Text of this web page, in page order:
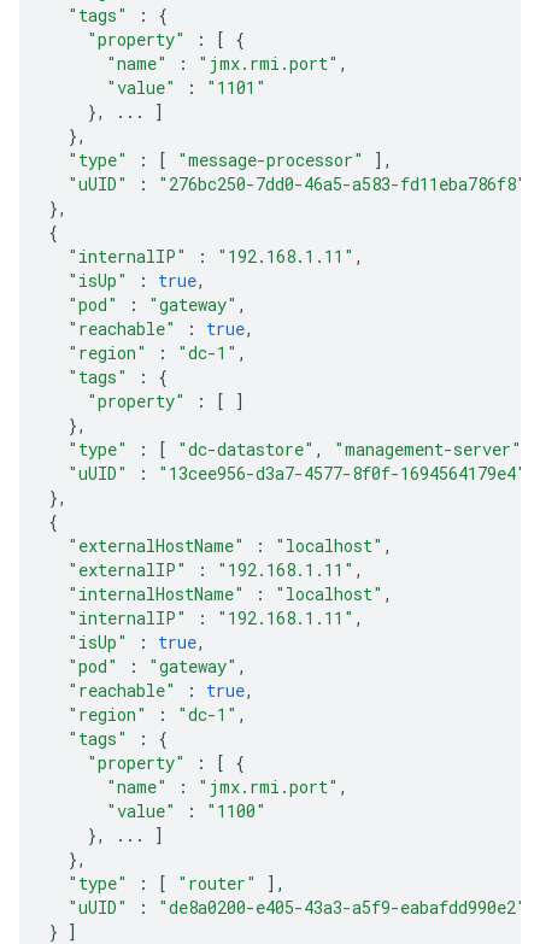
"tags"
:
{
"property"
: [ {
"name"
: "jmx.rmi.port" ,
"value"
:
"1101"
},
...
]
},
"type"
: [ "message-processor"
],
"uUID"
:
"276bc250-7dd0-46a5-a583-fd11eba786f8"
},
{
"internalIP"
: "192.168.1.11" ,
"isUp"
: true,
"pod"
: "gateway" ,
"reachable"
: true,
"region"
: "dc-1" ,
"tags"
:
{
"property"
: [
]
},
"type"
: [ "dc-datastore" , "management-server"
"uUID"
:
"13cee956-d3a7-4577-8f0f-1694564179e4"
},
{
"externalHostName"
: "localhost" ,
"externalIP"
: "192.168.1.11" ,
"internalHostName"
: "localhost" ,
"internalIP"
: "192.168.1.11" ,
"isUp"
: true,
"pod"
: "gateway" ,
"reachable"
: true,
"region"
: "dc-1" ,
"tags"
:
{
"property"
: [ {
"name"
: "jmx.rmi.port" ,
"value"
:
"1100"
},
...
]
},
"type"
: [ "router"
],
"uUID"
:
"de8a0200-e405-43a3-a5f9-eabafdd990e2"
} ]